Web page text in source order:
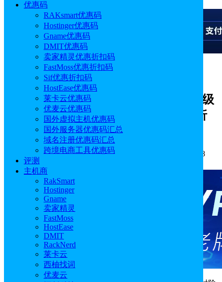
优惠码
RAKsmart优惠码
Hostinger优惠码
Gname优惠码
DMIT优惠码
卖家精灵优惠折扣码
FastMoss优惠折扣码
Sif优惠折扣码
HostEase优惠码
莱卡云优惠码
优麦云优惠码
国外虚拟主机优惠码
国外服务器优惠码汇总
域名注册优惠码汇总
跨境电商工具优惠码
评测
主机商
RakSmart
Hostinger
Gname
卖家精灵
FastMoss
HostEase
DMIT
RackNerd
莱卡云
西柚找词
优麦云
Database Mart黑五优惠加码 促销款升级
VPS/独服/GPU服务器循环折扣低至2折
$0.99/月起
作者: sunny 分类:优惠码
发布时间: 2025.11.26 13:57:38
更新于: 2025.11.26 13:57:38